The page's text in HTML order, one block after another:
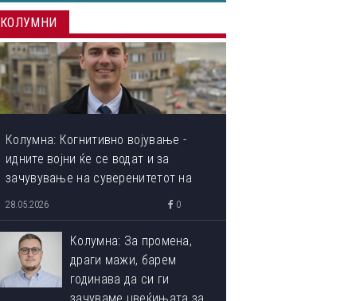
КОЛУМНИ
Колумна: Когнитивно војување -
идните војни ќе се водат и за
зачувување на суверенитетот на
сопствениот ум
28.05.2026 0
Колумна: За промена,
драги мажи, барем
годинава да си ги